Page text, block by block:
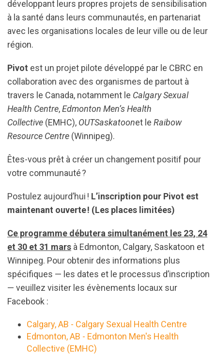
développant leurs propres projets de sensibilisation
à la santé dans leurs communautés, en partenariat
avec les organisations locales de leur ville ou de leur
région.
Pivot est un projet pilote développé par le CBRC en
collaboration avec des organismes de partout à
travers le Canada, notamment le Calgary Sexual
Health Centre,Edmonton Men’s Health
Collective (EMHC), OUTSaskatoonet le Raibow
Resource Centre (Winnipeg).
Êtes-vous prêt à créer un changement positif pour
votre communauté ?
Postulez aujourd’hui ! L’inscription pour Pivot est
maintenant ouverte ! (Les places limitées)
Ce programme débutera simultanément les 23, 24
et 30 et 31 mars à Edmonton, Calgary, Saskatoon et
Winnipeg. Pour obtenir des informations plus
spécifiques — les dates et le processus d’inscription
— veuillez visiter les évènements locaux sur
Facebook :
Calgary, AB - Calgary Sexual Health Centre
Edmonton, AB - Edmonton Men's Health
Collective (EMHC)